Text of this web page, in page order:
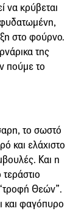
να κρύβεται
στο φούρνο.
της
πούμε το
το σωστό
και ελάχιστο
Και η
Θεών”.
και φαγόπυρο